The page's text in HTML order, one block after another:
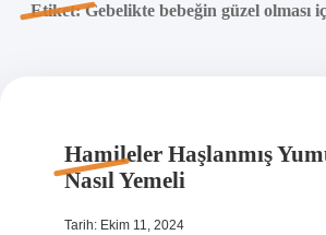
Etiket:Gebelikte bebeğin güzel olması
Hamileler Haşlanmış
Nasıl Yemeli
Tarih: Ekim 11, 2024